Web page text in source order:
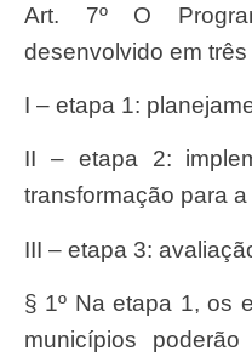
Art. 7º O Programa SUS Digital será
desenvolvido em três
I – etapa 1:
II – etapa 2: implementação das ações de
transformação para
III – etapa 3:
§ 1º Na etapa 1, os
municípios